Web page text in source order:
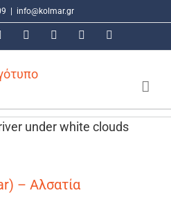
info@kolmar.gr
Tiktok Google Email
– Αλσατία